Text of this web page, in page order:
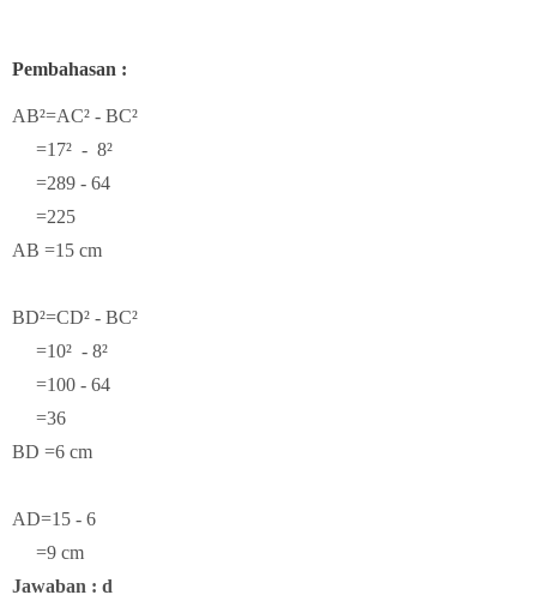
Pembahasan :
AB²=AC² - BC²
=17² - 8²
=289 - 64
=225
AB =15 cm
BD²=CD² - BC²
=10² - 8²
=100 - 64
=36
BD =6 cm
AD=15 - 6
=9 cm
Jawaban : d